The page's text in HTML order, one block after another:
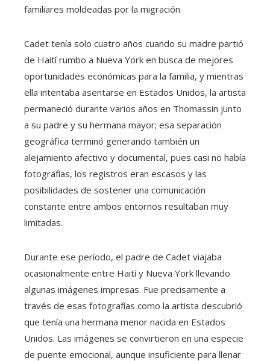
familiares moldeadas por la migración.
Cadet tenía solo cuatro años cuando su madre partió
de Haití rumbo a Nueva York en busca de mejores
oportunidades económicas para la familia, y mientras
ella intentaba asentarse en Estados Unidos, la artista
permaneció durante varios años en Thomassin junto
a su padre y su hermana mayor; esa separación
geográfica terminó generando también un
alejamiento afectivo y documental, pues casi no había
fotografías, los registros eran escasos y las
posibilidades de sostener una comunicación
constante entre ambos entornos resultaban muy
limitadas.
Durante ese período, el padre de Cadet viajaba
ocasionalmente entre Haití y Nueva York llevando
algunas imágenes impresas. Fue precisamente a
través de esas fotografías como la artista descubrió
que tenía una hermana menor nacida en Estados
Unidos. Las imágenes se convirtieron en una especie
de puente emocional, aunque insuficiente para llenar